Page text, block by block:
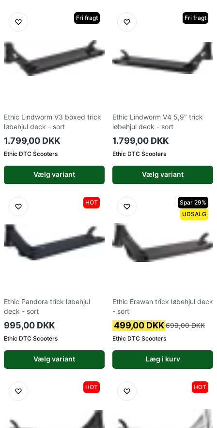
Fri fragt
Ethic Lindworm V3 boxed trick
løbehjul deck - sort
1.799,00 DKK
Ethic DTC Scooters
Vælg variant
Fri fragt
Ethic Lindworm V4 5,9" trick
løbehjul deck - sort
1.799,00 DKK
Ethic DTC Scooters
Vælg variant
HOT
Ethic Pandora trick løbehjul
deck - sort
995,00 DKK
Ethic DTC Scooters
Vælg variant
Spar 29%
UDSALG
Ethic Erawan trick løbehjul deck
- sort
499,00 DKK699,00 DKK
Ethic DTC Scooters
Læg i kurv
HOT HOT